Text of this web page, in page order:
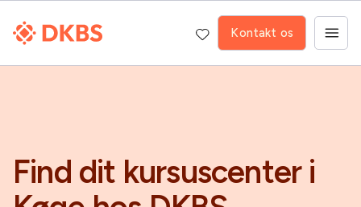
Kontakt os
Find dit kursuscenter i